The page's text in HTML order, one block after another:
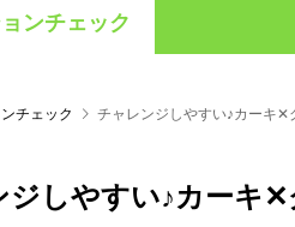
ンチェック
チェック チャレンジしやすい♪カーキ✕
ジしやすい♪カーキ